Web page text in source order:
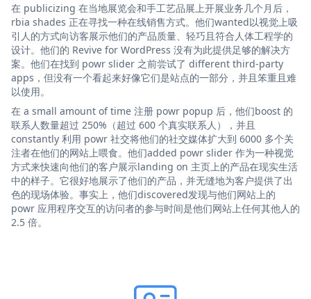
在 publicizing 在当地展览会和手工艺品展上开展业务几个月后，
rbia shades 正在寻找一种在线销售方式。他们wanted以视觉上吸
引人的方式向访客展示他们的产品质量、轻巧且符合人体工程学的
设计。他们的 Revive for WordPress 没有为此提供足够的解决方
案。他们在找到 powr slider 之前尝试了 different third-party
apps，但没有一个看起来好像它们是站点的一部分，并且笨重且难
以使用。
在 a small amount of time 注册 powr popup 后，他们boost 的
联系人数量超过 250%（超过 600 个真实联系人），并且
constantly 利用 powr 社交将他们的社交媒体扩大到 6000 多个关
注者在他们的网站上喂食。他们added powr slider 作为一种视觉
方式来快速向他们的客户展示landing on 主页上的产品在现实生活
中的样子。它很好地展示了他们的产品，并无缝地为客户提供了出
色的现场体验。事实上，他们discovered发现与他们网站上的
powr 应用程序交互的访问者的参与时间是他们网站上任何其他人的
2.5 倍。